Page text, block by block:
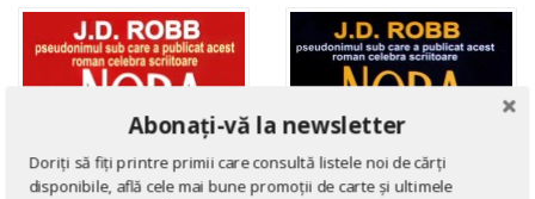
Abonați-vă la newsletter
Doriți să fiți printre primii care consultă listele noi de cărți
disponibile, află cele mai bune promoții de carte și ultimele